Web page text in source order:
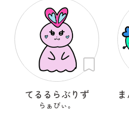
てるるらぶりず
らぁびぃ。